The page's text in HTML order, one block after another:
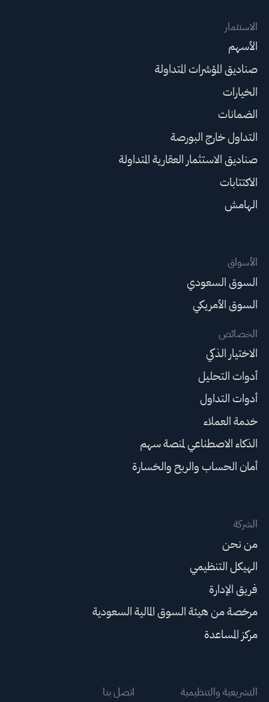
الاستثمار
الأسهم
صناديق المؤشرات المتداولة
الخيارات
الضمانات
التداول خارج البورصة
صناديق الاستثمار العقارية المتداولة
الاكتتابات
الهامش
الأسواق
السوق السعودي
السوق الأمريكي
الخصائص
الاختيار الذكي
أدوات التحليل
أدوات التداول
خدمة العملاء
الذكاء الاصطناعي لمنصة سهم
أمان الحساب والربح والخسارة
الشركة
من نحن
الهيكل التنظيمي
فريق الإدارة
مرخصة من هيئة السوق المالية السعودية
مركز المساعدة
التشريعية والتنظيمية اتصل بنا